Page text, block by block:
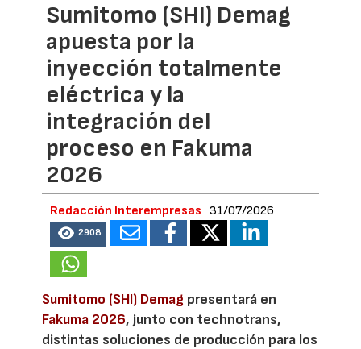
Sumitomo (SHI) Demag
apuesta por la
inyección totalmente
eléctrica y la
integración del
proceso en Fakuma
2026
Redacción Interempresas 31/07/2026
2908
Sumitomo (SHI) Demag presentará en
Fakuma 2026, junto con technotrans,
distintas soluciones de producción para los